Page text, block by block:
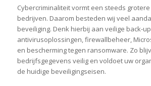
Cybercriminaliteit vormt een steeds
bedrijven. Daarom besteden wij veel
beveiliging. Denk hierbij aan veilige back-
antivirusoplossingen, firewallbeheer,
en bescherming tegen ransomware. Zo
bedrijfsgegevens veilig en voldoet uw
de huidige beveiligingseisen.